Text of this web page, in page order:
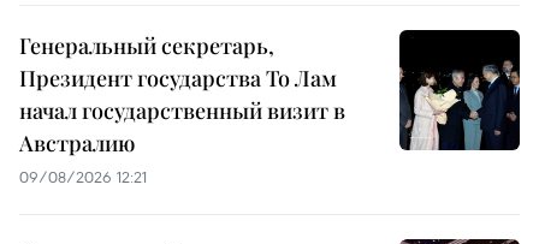
Генеральный секретарь,
Президент государства То Лам
начал государственный визит в
Австралию
09/08/2026 12:21